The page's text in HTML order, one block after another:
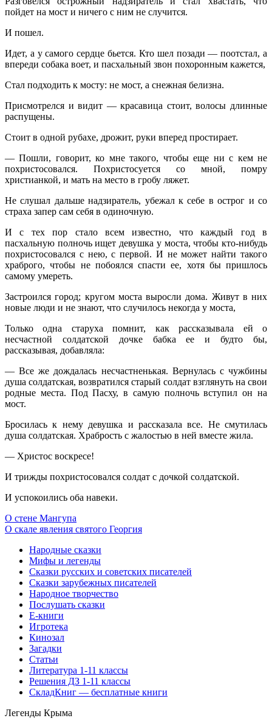
пойдет на мост и ничего с ним не случится.
И пошел.
Идет, а у самого сердце бьется. Кто шел позади — поотстал, а
впереди собака воет, и пасхальный звон похоронным кажется,
Стал подходить к мосту: не мост, а снежная белизна.
Присмотрелся и видит — красавица стоит, волосы длинные
распущены.
Стоит в одной рубахе, дрожит, руки вперед простирает.
— Пошли, говорит, ко мне такого, чтобы еще ни с кем не
похристосовался. Похристосуется со мной, помру
христианкой, и мать на место в гробу ляжет.
Не слушал дальше надзиратель, убежал к себе в острог и со
страха запер сам себя в одиночную.
И с тех пор стало всем известно, что каждый год в
пасхальную полночь ищет девушка у моста, чтобы кто-нибудь
похристосовался с нею, с первой. И не может найти такого
храброго, чтобы не побоялся спасти ее, хотя бы пришлось
самому умереть.
Застроился город; кругом моста выросли дома. Живут в них
новые люди и не знают, что случилось некогда у моста,
Только одна старуха помнит, как рассказывала ей о
несчастной солдатской дочке бабка ее и будто бы,
рассказывая, добавляла:
— Все же дождалась несчастненькая. Вернулась с чужбины
душа солдатская, возвратился старый солдат взглянуть на свои
родные места. Под Пасху, в самую полночь вступил он на
мост.
Бросилась к нему девушка и рассказала все. Не смутилась
душа солдатская. Храбрость с жалостью в ней вместе жила.
— Христос воскресе!
И трижды похристосовался солдат с дочкой солдатской.
И успокоились оба навеки.
О стене Мангупа
О скале явления святого Георгия
Народные сказки
Мифы и легенды
Сказки русских и советских писателей
Сказки зарубежных писателей
Народное творчество
Послушать сказки
Е-книги
Игротека
Кинозал
Загадки
Статьи
Литература 1-11 классы
Решения ДЗ 1-11 классы
СкладКниг — бесплатные книги
Легенды Крыма